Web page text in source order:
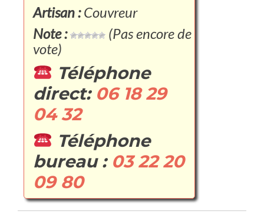
Artisan :Couvreur
Note :
(Pas encore de
vote)
Téléphone
direct: 06 18 29
04 32
Téléphone
bureau : 03 22 20
09 80